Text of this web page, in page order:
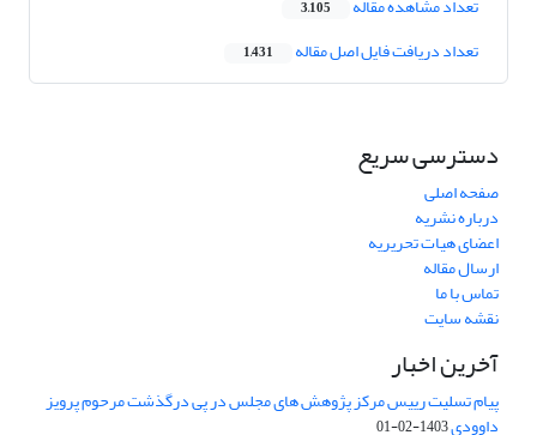
تعداد مشاهده مقاله 3,105
تعداد دریافت فایل اصل مقاله 1,431
دسترسی سریع
صفحه اصلی
درباره نشریه
اعضای هیات تحریریه
ارسال مقاله
تماس با ما
نقشه سایت
آخرین اخبار
پیام تسلیت رییس مرکز پژوهش های مجلس در پی درگذشت مرحوم پرویز
داوودی1403-02-01